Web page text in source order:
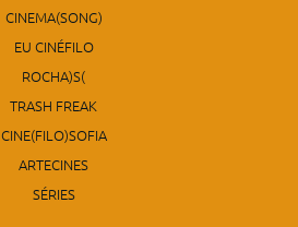
CINEMA(SONG)
EU CINÉFILO
ROCHA)S(
TRASH FREAK
CINE(FILO)SOFIA
ARTECINES
SÉRIES